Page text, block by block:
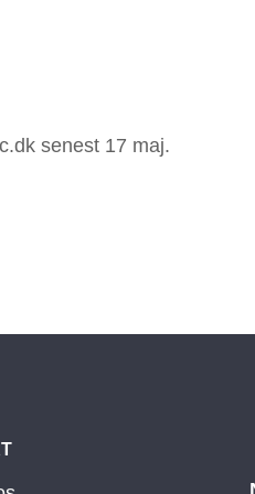
senest 17 maj.